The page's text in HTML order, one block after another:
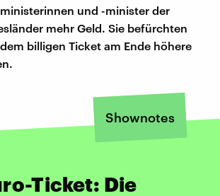
und -minister der
mehr Geld. Sie befürchten
billigen Ticket am Ende höhere
Shownotes
Ticket: Die